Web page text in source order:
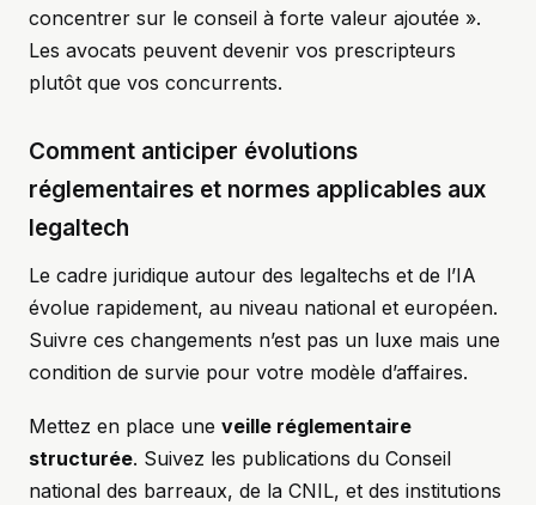
concentrer sur le conseil à forte valeur ajoutée ».
Les avocats peuvent devenir vos prescripteurs
plutôt que vos concurrents.
Comment anticiper évolutions
réglementaires et normes applicables aux
legaltech
Le cadre juridique autour des legaltechs et de l’IA
évolue rapidement, au niveau national et européen.
Suivre ces changements n’est pas un luxe mais une
condition de survie pour votre modèle d’affaires.
Mettez en place une veille réglementaire
structurée. Suivez les publications du Conseil
national des barreaux, de la CNIL, et des institutions